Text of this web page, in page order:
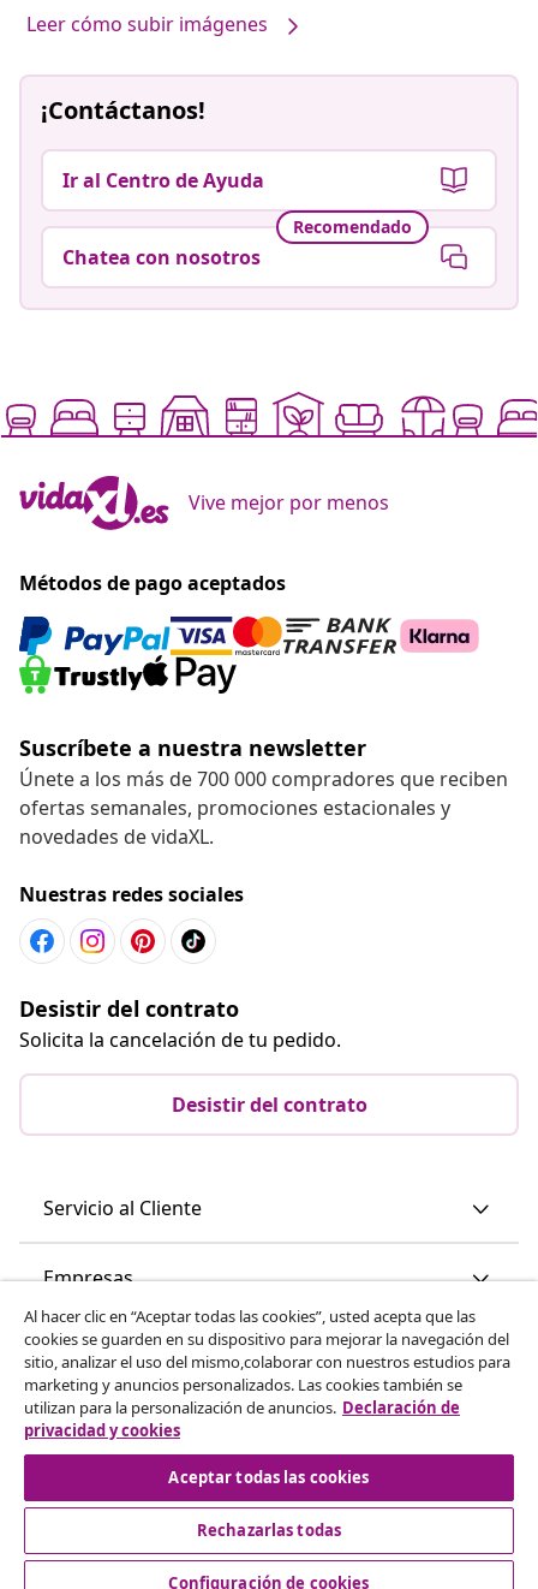
Leer cómo subir imágenes
¡Contáctanos!
Ir al Centro de Ayuda
Recomendado
Chatea con nosotros
Vive mejor por menos
Métodos de pago aceptados
Suscríbete a nuestra newsletter
Únete a los más de 700 000 compradores que reciben
ofertas semanales, promociones estacionales y
novedades de vidaXL.
Nuestras redes sociales
Desistir del contrato
Solicita la cancelación de tu pedido.
Desistir del contrato
Servicio al Cliente
Empresas
vidaXL
Descubre mas
Al hacer clic en “Aceptar todas las cookies”, usted acepta que las
cookies se guarden en su dispositivo para mejorar la navegación del
sitio, analizar el uso del mismo,colaborar con nuestros estudios para
marketing y anuncios personalizados. Las cookies también se
utilizan para la personalización de anuncios. Declaración de
privacidad y cookies
Aceptar todas las cookies
Rechazarlas todas
Configuración de cookies